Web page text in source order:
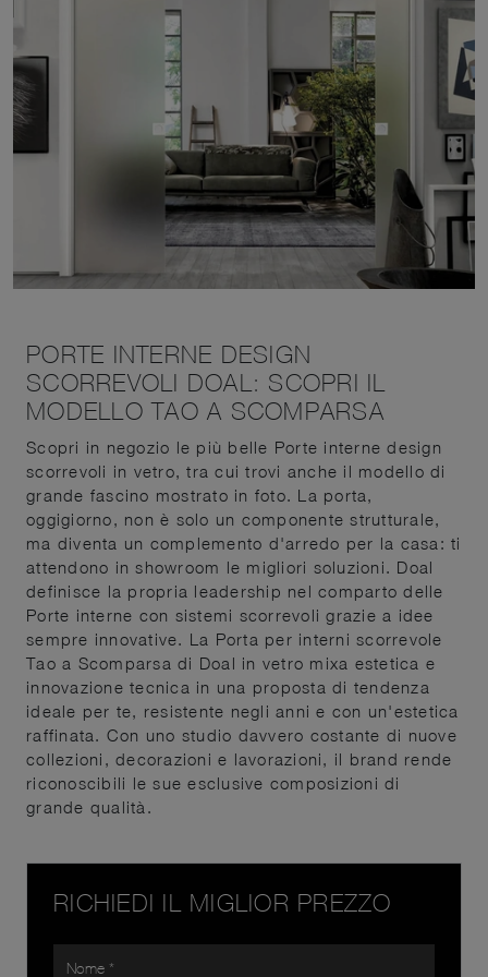
PORTE INTERNE DESIGN
SCORREVOLI DOAL: SCOPRI IL
MODELLO TAO A SCOMPARSA
Scopri in negozio le più belle Porte interne design
scorrevoli in vetro, tra cui trovi anche il modello di
grande fascino mostrato in foto. La porta,
oggigiorno, non è solo un componente strutturale,
ma diventa un complemento d'arredo per la casa: ti
attendono in showroom le migliori soluzioni. Doal
definisce la propria leadership nel comparto delle
Porte interne con sistemi scorrevoli grazie a idee
sempre innovative. La Porta per interni scorrevole
Tao a Scomparsa di Doal in vetro mixa estetica e
innovazione tecnica in una proposta di tendenza
ideale per te, resistente negli anni e con un'estetica
raffinata. Con uno studio davvero costante di nuove
collezioni, decorazioni e lavorazioni, il brand rende
riconoscibili le sue esclusive composizioni di
grande qualità.
RICHIEDI IL MIGLIOR PREZZO